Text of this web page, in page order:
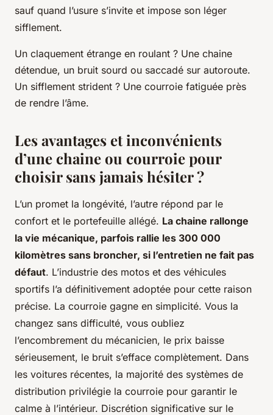
sauf quand l’usure s’invite et impose son léger
sifflement.
Un claquement étrange en roulant ? Une chaine
détendue, un bruit sourd ou saccadé sur autoroute.
Un sifflement strident ? Une courroie fatiguée près
de rendre l’âme.
Les avantages et inconvénients
d’une chaine ou courroie pour
choisir sans jamais hésiter ?
L’un promet la longévité, l’autre répond par le
confort et le portefeuille allégé. La chaine rallonge
la vie mécanique, parfois rallie les 300 000
kilomètres sans broncher, si l’entretien ne fait pas
défaut. L’industrie des motos et des véhicules
sportifs l’a définitivement adoptée pour cette raison
précise. La courroie gagne en simplicité. Vous la
changez sans difficulté, vous oubliez
l’encombrement du mécanicien, le prix baisse
sérieusement, le bruit s’efface complètement. Dans
les voitures récentes, la majorité des systèmes de
distribution privilégie la courroie pour garantir le
calme à l’intérieur. Discrétion significative sur le